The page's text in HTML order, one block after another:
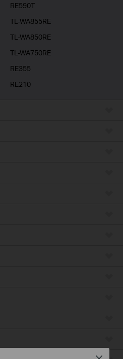
RE590T
TL-WA855RE
TL-WA850RE
TL-WA750RE
RE355
RE210